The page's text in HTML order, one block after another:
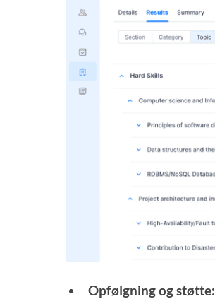
Opfølgning og støtte: